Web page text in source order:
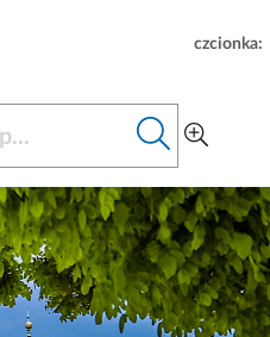
czcionka: